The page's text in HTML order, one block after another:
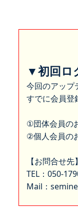
▼初回ロ
今回のアップ
すでに会員登
①団体会員の
②個人会員の
【お問合せ先】
TEL：050-
Mail：